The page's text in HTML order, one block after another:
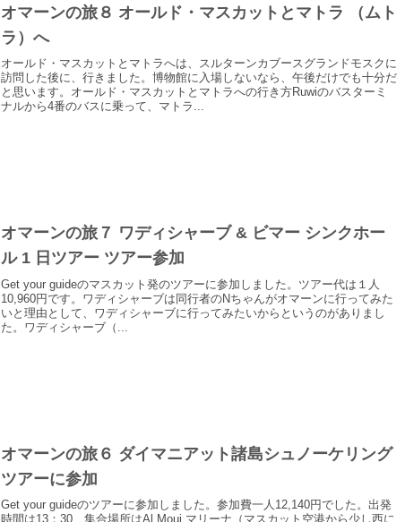
オマーンの旅８ オールド・マスカットとマトラ （ムト
ラ）へ
オールド・マスカットとマトラへは、スルターンカブースグランドモスクに
訪問した後に、行きました。博物館に入場しないなら、午後だけでも十分だ
と思います。オールド・マスカットとマトラへの行き方Ruwiのバスターミ
ナルから4番のバスに乗って、マトラ...
オマーンの旅７ ワディシャーブ & ビマー シンクホー
ル 1 日ツアー ツアー参加
Get your guideのマスカット発のツアーに参加しました。ツアー代は１人
10,960円です。ワディシャーブは同行者のNちゃんがオマーンに行ってみた
いと理由として、ワディシャーブに行ってみたいからというのがありまし
た。ワディシャーブ（...
オマーンの旅６ ダイマニアット諸島シュノーケリング
ツアーに参加
Get your guideのツアーに参加しました。参加費一人12,140円でした。出発
時間は13：30、集合場所はAl Mouj マリーナ（マスカット空港から少し西に